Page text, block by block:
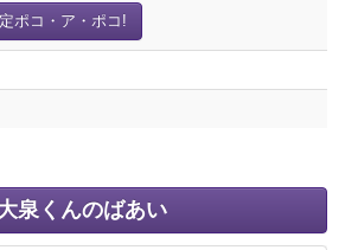
ポコ・ア・ポコ!
泉くんのばあい